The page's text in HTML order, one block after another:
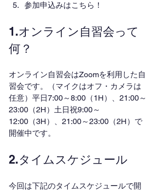
参加申込みはこちら！
1.オンライン自習会って
何？
オンライン自習会はZoomを利用した自
習会です。（マイクはオフ・カメラは
任意）平日7:00～8:00（1H）、21:00～
23:00（2H）土日祝9:00～
12:00（3H）、21:00～23:00（2H）で
開催中です。
2.タイムスケジュール
今回は下記のタイムスケジュールで開